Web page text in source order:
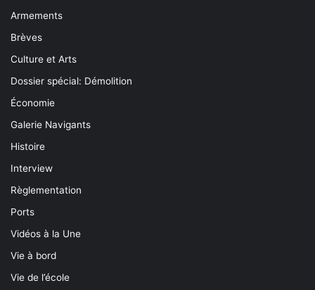
Armements
Brèves
Culture et Arts
Dossier spécial: Démolition
Économie
Galerie Navigants
Histoire
Interview
Règlementation
Ports
Vidéos à la Une
Vie à bord
Vie de l’école